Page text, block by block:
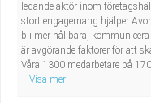
ledande aktör inom
stort engagemang hjälper
bli mer hållbara,
är avgörande faktorer för att
Våra 1300 medarbetare på
Visa mer